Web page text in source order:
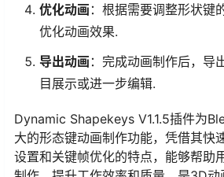
优化动画 ：根据需要调整形状键
优化动画效果.
导出动画 ：完成动画制作后，导
目展示或进一步编辑.
Dynamic Shapekeys V1.1.5插件为
大的形态键动画制作功能，凭借其快
设置和关键帧优化的特点，能够帮助